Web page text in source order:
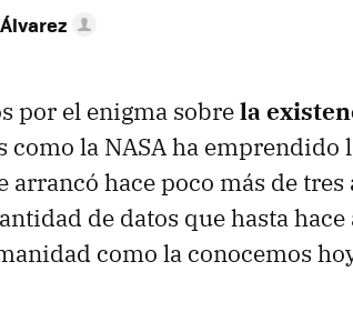
por el enigma sobrela
como la NASA ha
arrancó hace poco más de
de datos que hasta
como la conocemos